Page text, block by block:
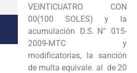
VEINTICUATRO CON
00(100 SOLES) y la
acumulación D.S. N° 015-
2009-MTC y
modificatorias, la sanción
de multa equivale. al de 20